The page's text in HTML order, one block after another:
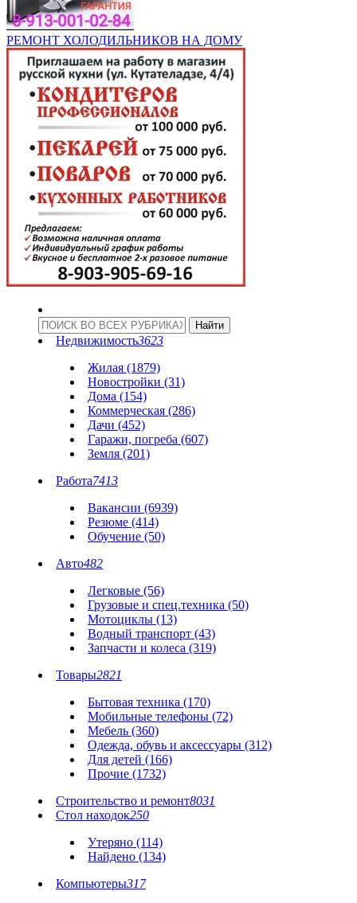
РЕМОНТ ХОЛОДИЛЬНИКОВ НА ДОМУ
Недвижимость3623
Жилая (1879)
Новостройки (31)
Дома (154)
Коммерческая (286)
Дачи (452)
Гаражи, погреба (607)
Земля (201)
Работа7413
Вакансии (6939)
Резюме (414)
Обучение (50)
Авто482
Легковые (56)
Грузовые и спец.техника (50)
Мотоциклы (13)
Водный транспорт (43)
Запчасти и колеса (319)
Товары2821
Бытовая техника (170)
Мобильные телефоны (72)
Мебель (360)
Одежда, обувь и аксессуары (312)
Для детей (166)
Прочие (1732)
Строительство и ремонт8031
Стол находок250
Утеряно (114)
Найдено (134)
Компьютеры317